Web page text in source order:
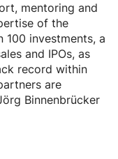
mentoring and
of the
100 investments, a
and IPOs, as
record within
are
Binnenbrücker